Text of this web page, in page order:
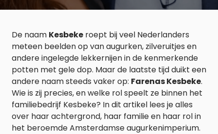
De naam Kesbeke roept bij veel Nederlanders
meteen beelden op van augurken, zilveruitjes en
andere ingelegde lekkernijen in de kenmerkende
potten met gele dop. Maar de laatste tijd duikt een
andere naam steeds vaker op: Farenas Kesbeke.
Wie is zij precies, en welke rol speelt ze binnen het
familiebedrijf Kesbeke? In dit artikel lees je alles
over haar achtergrond, haar familie en haar rol in
het beroemde Amsterdamse augurkenimperium.